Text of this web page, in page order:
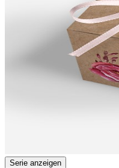
Serie anzeigen